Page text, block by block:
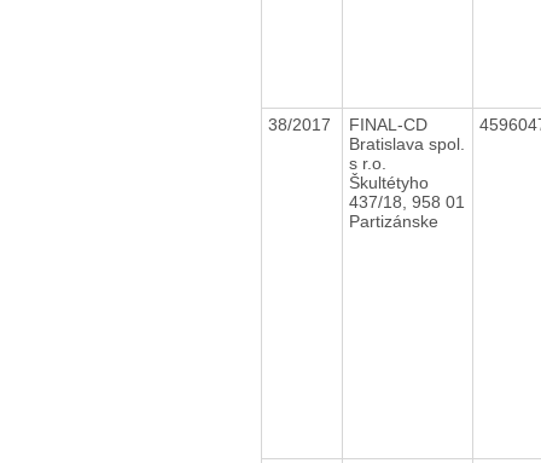
38/2017
FINAL-CD
Bratislava spol.
s r.o.
Škultétyho
437/18, 958 01
Partizánske